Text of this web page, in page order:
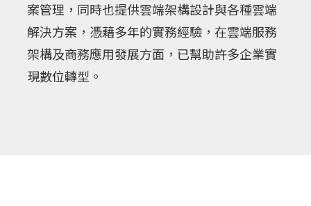
案管理，同時也提供雲端架構設計與各種雲端
解決方案，憑藉多年的實務經驗，在雲端服務
架構及商務應用發展方面，已幫助許多企業實
現數位轉型。